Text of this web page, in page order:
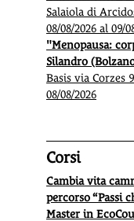
Che pesci prendi?
scegliere
Microplastiche,
non ci sono più ipesci
Salaiola di
08/08/2026 al 09/
"Menopausa:
Silandro
Basis via Corzes
08/08/2026
Corsi
Cambia vita
percorso “Passi
Master in